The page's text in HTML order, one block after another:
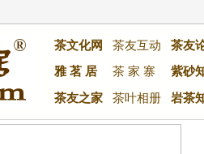
茶文化网 茶友互动
茶友
雅 茗 居
茶 家 寨 紫砂
茶友之家 茶叶相册 岩茶